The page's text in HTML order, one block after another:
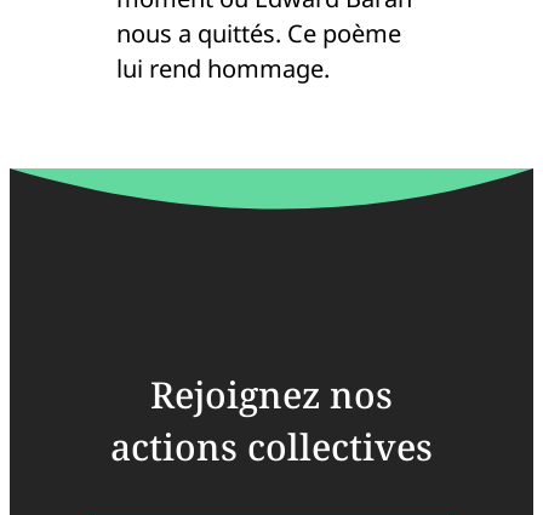
nous a quittés. Ce poème
lui rend hommage.
Rejoignez nos
actions collectives